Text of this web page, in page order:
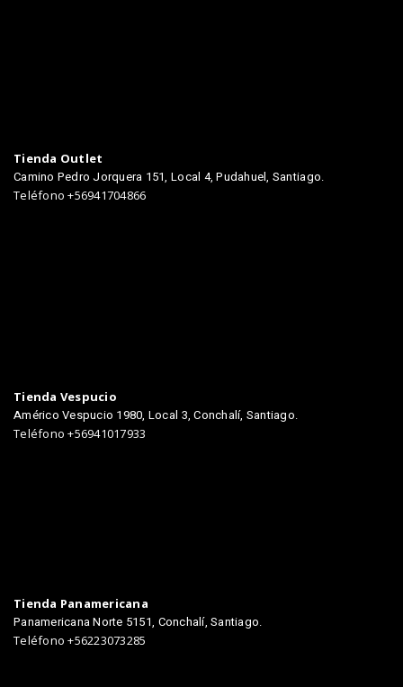
Tienda Outlet
Camino Pedro Jorquera 151, Local 4, Pudahuel, Santiago.
Teléfono +56941704866
Tienda Vespucio
Américo Vespucio 1980, Local 3, Conchalí, Santiago.
Teléfono +56941017933
Tienda Panamericana
Panamericana Norte 5151, Conchalí, Santiago.
Teléfono +56223073285